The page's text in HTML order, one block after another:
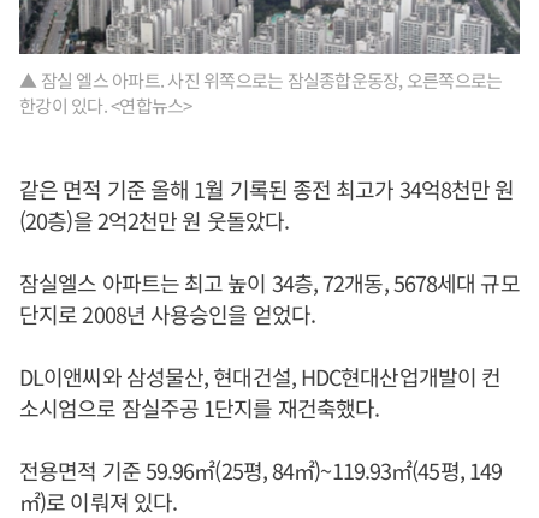
▲ 잠실 엘스 아파트. 사진 위쪽으로는 잠실종합운동장, 오른쪽으로는
한강이 있다. <연합뉴스>
같은 면적 기준 올해 1월 기록된 종전 최고가 34억8천만 원
(20층)을 2억2천만 원 웃돌았다.
잠실엘스 아파트는 최고 높이 34층, 72개동, 5678세대 규모
단지로 2008년 사용승인을 얻었다.
DL이앤씨와 삼성물산, 현대건설, HDC현대산업개발이 컨
소시엄으로 잠실주공 1단지를 재건축했다.
전용면적 기준 59.96㎡(25평, 84㎡)~119.93㎡(45평, 149
㎡)로 이뤄져 있다.